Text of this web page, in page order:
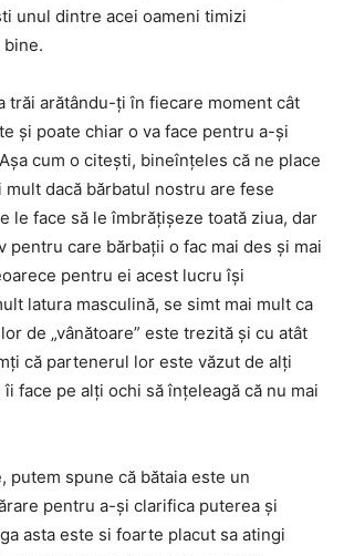
unul dintre acei oameni timizi
bine.
trăi arătându-ți în fiecare moment cât
și poate chiar o va face pentru a-și
cum o citești, bineînțeles că ne place
mult dacă bărbatul nostru are fese
le face să le îmbrățișeze toată ziua, dar
pentru care bărbații o fac mai des și mai
pentru ei acest lucru își
latura masculină, se simt mai mult ca
de „vânătoare” este trezită și cu atât
că partenerul lor este văzut de alți
face pe alți ochi să înțeleagă că nu mai
putem spune că bătaia este un
pentru a-și clarifica puterea și
asta este si foarte placut sa atingi